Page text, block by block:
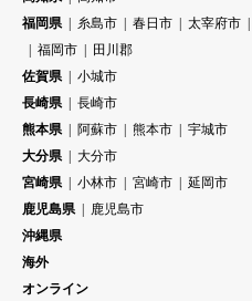
福岡県
糸島市 春日市 太宰府市
福岡市
田川郡
佐賀県
小城市
長崎県
長崎市
熊本県
阿蘇市 熊本市
宇城市
大分県
大分市
宮崎県
小林市 宮崎市
延岡市
鹿児島県
鹿児島市
沖縄県
海外
オンライン